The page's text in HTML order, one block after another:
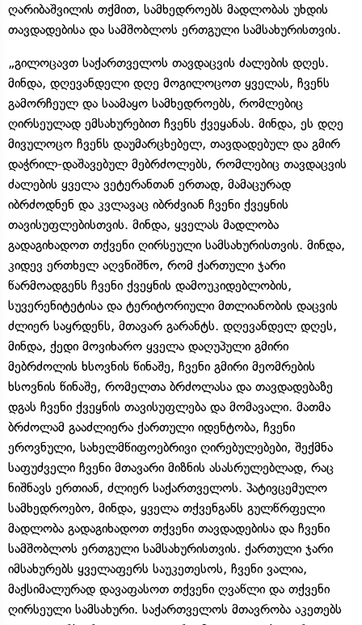
ღარიბაშვილის თქმით, სამხედროებს მადლობას უხდის
თავდადებისა და სამშობლოს ერთგული სამსახურისთვის.
„გილოცავთ საქართველოს თავდაცვის ძალების დღეს.
მინდა, დღევანდელი დღე მოგილოცოთ ყველას, ჩვენს
გამორჩეულ და საამაყო სამხედროებს, რომლებიც
ღირსეულად ემსახურებით ჩვენს ქვეყანას. მინდა, ეს დღე
მივულოცო ჩვენს დაუმარცხებელ, თავდადებულ და გმირ
დაჭრილ-დაშავებულ მებრძოლებს, რომლებიც თავდაცვის
ძალების ყველა ვეტერანთან ერთად, მამაცურად
იბრძოდნენ და კვლავაც იბრძვიან ჩვენი ქვეყნის
თავისუფლებისთვის. მინდა, ყველას მადლობა
გადაგიხადოთ თქვენი ღირსეული სამსახურისთვის. მინდა,
კიდევ ერთხელ აღვნიშნო, რომ ქართული ჯარი
წარმოადგენს ჩვენი ქვეყნის დამოუკიდებლობის,
სუვერენიტეტისა და ტერიტორიული მთლიანობის დაცვის
ძლიერ საყრდენს, მთავარ გარანტს. დღევანდელ დღეს,
მინდა, ქედი მოვიხარო ყველა დაღუპული გმირი
მებრძოლის ხსოვნის წინაშე, ჩვენი გმირი მეომრების
ხსოვნის წინაშე, რომელთა ბრძოლასა და თავდადებაზე
დგას ჩვენი ქვეყნის თავისუფლება და მომავალი. მათმა
ბრძოლამ გააძლიერა ქართული იდენტობა, ჩვენი
ეროვნული, სახელმწიფოებრივი ღირებულებები, შექმნა
საფუძველი ჩვენი მთავარი მიზნის ასასრულებლად, რაც
ნიშნავს ერთიან, ძლიერ საქართველოს. პატივცემულო
სამხედროებო, მინდა, ყველა თქვენგანს გულწრფელი
მადლობა გადაგიხადოთ თქვენი თავდადებისა და ჩვენი
სამშობლოს ერთგული სამსახურისთვის. ქართული ჯარი
იმსახურებს ყველაფერს საუკეთესოს, ჩვენი ვალია,
მაქსიმალურად დავაფასოთ თქვენი ღვაწლი და თქვენი
ღირსეული სამსახური. საქართველოს მთავრობა აკეთებს